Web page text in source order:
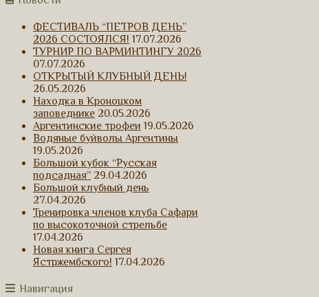
ФЕСТИВАЛЬ “ПЕТРОВ ДЕНЬ”
2026 СОСТОЯЛСЯ! 17.07.2026
ТУРНИР ПО ВАРМИНТИНГУ 2026
07.07.2026
ОТКРЫТЫЙ КЛУБНЫЙ ДЕНЬ!
26.05.2026
Находка в Кроноцком
заповеднике 20.05.2026
Аргентинские трофеи 19.05.2026
Водяные буйволы Аргентины
19.05.2026
Большой кубок “Русская
подсадная” 29.04.2026
Большой клубный день
27.04.2026
Тренировка членов клуба Сафари
по высокоточной стрельбе
17.04.2026
Новая книга Сергея
Ястржембского! 17.04.2026
Навигация